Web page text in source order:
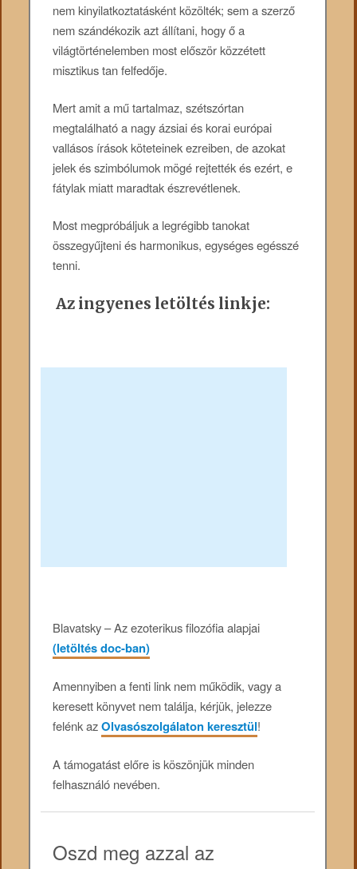
nem kinyilatkoztatásként közölték; sem a szerző
nem szándékozik azt állítani, hogy ő a
világtörténelemben most először közzétett
misztikus tan felfedője.
Mert amit a mű tartalmaz, szétszórtan
megtalálható a nagy ázsiai és korai európai
vallásos írások köteteinek ezreiben, de azokat
jelek és szimbólumok mögé rejtették és ezért, e
fátylak miatt maradtak észrevétlenek.
Most megpróbáljuk a legrégibb tanokat
összegyűjteni és harmonikus, egységes egésszé
tenni.
Az ingyenes letöltés linkje:
Blavatsky – Az ezoterikus filozófia alapjai
(letöltés doc-ban)
Amennyiben a fenti link nem működik, vagy a
keresett könyvet nem találja, kérjük, jelezze
felénk azOlvasószolgálaton keresztül!
A támogatást előre is köszönjük minden
felhasználó nevében.
Oszd meg azzal az